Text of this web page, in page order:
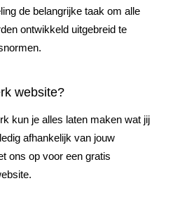
de belangrijke taak om alle
ontwikkeld uitgebreid te
website?
kun je alles laten maken wat jij
afhankelijk van jouw
ons op voor een gratis